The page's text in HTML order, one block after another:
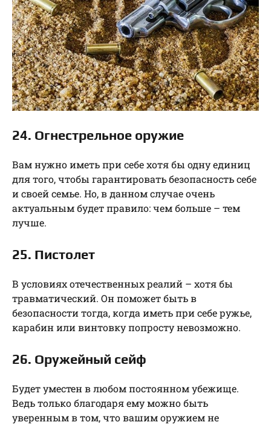
24. Огнестрельное оружие
Вам нужно иметь при себе хотя бы одну единиц
для того, чтобы гарантировать безопасность себе
и своей семье. Но, в данном случае очень
актуальным будет правило: чем больше – тем
лучше.
25. Пистолет
В условиях отечественных реалий – хотя бы
травматический. Он поможет быть в
безопасности тогда, когда иметь при себе ружье,
карабин или винтовку попросту невозможно.
26. Оружейный сейф
Будет уместен в любом постоянном убежище.
Ведь только благодаря ему можно быть
уверенным в том, что вашим оружием не